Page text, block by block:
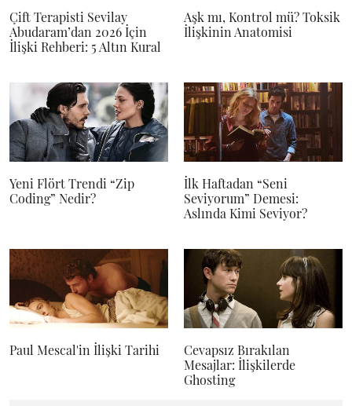
Çift Terapisti Sevilay
Abudaram’dan 2026 İçin
İlişki Rehberi: 5 Altın Kural
Aşk mı, Kontrol mü? Toksik
İlişkinin Anatomisi
Yeni Flört Trendi “Zip
Coding” Nedir?
İlk Haftadan “Seni
Seviyorum” Demesi:
Aslında Kimi Seviyor?
Paul Mescal'in İlişki Tarihi
Cevapsız Bırakılan
Mesajlar: İlişkilerde
Ghosting